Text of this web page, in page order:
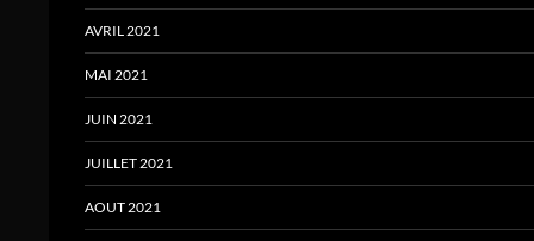
AVRIL 2021
MAI 2021
JUIN 2021
JUILLET 2021
AOUT 2021